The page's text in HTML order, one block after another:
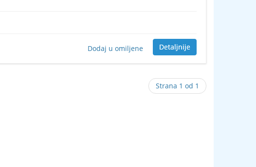
Detaljnije
Dodaj u omiljene
Strana 1 od 1